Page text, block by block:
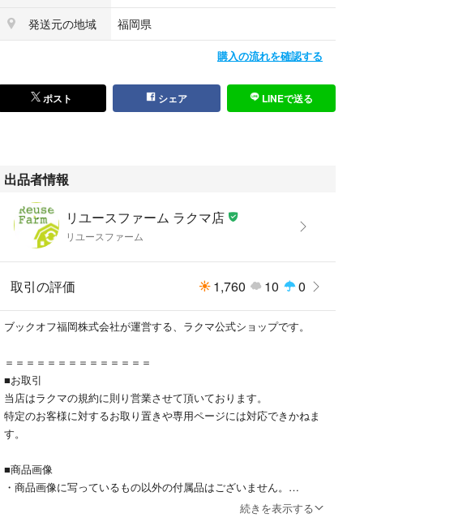
発送元の地域
福岡県
購入の流れを確認する
ポスト シェア LINEで送る
出品者情報
リユースファーム ラクマ店
リユースファーム
取引の評価 1,760 10 0
ブックオフ福岡株式会社が運営する、ラクマ公式ショップです。
＝＝＝＝＝＝＝＝＝＝＝＝＝＝
■お取引
当店はラクマの規約に則り営業させて頂いております。
特定のお客様に対するお取り置きや専用ページには対応できかねま
す。
■商品画像
・商品画像に写っているもの以外の付属品はございません。
・商品以外の装飾はイメージです。付属品ではありません。
続きを表示する